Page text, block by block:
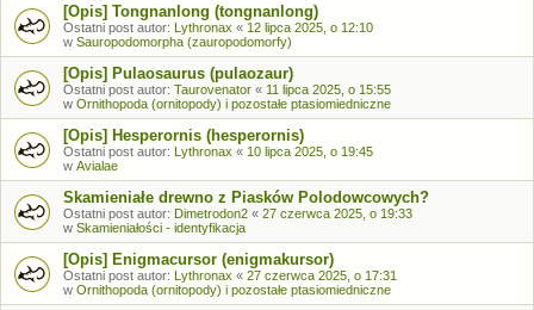
[Opis] Tongnanlong (tongnanlong)
Ostatni post autor: Lythronax « 12 lipca 2025, o 12:10
w Sauropodomorpha (zauropodomorfy)
[Opis] Pulaosaurus (pulaozaur)
Ostatni post autor: Taurovenator « 11 lipca 2025, o 15:55
w Ornithopoda (ornitopody) i pozostałe ptasiomiedniczne
[Opis] Hesperornis (hesperornis)
Ostatni post autor: Lythronax « 10 lipca 2025, o 19:45
w Avialae
Skamieniałe drewno z Piasków Polodowcowych?
Ostatni post autor: Dimetrodon2 « 27 czerwca 2025, o 19:33
w Skamieniałości - identyfikacja
[Opis] Enigmacursor (enigmakursor)
Ostatni post autor: Lythronax « 27 czerwca 2025, o 17:31
w Ornithopoda (ornitopody) i pozostałe ptasiomiedniczne